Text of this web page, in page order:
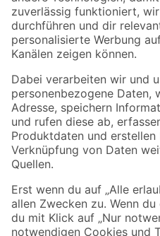
Zur Newsletter Anmeldung
Folge uns
Zahlungsarten
Sicher einkaufen
Jetzt die toom-App